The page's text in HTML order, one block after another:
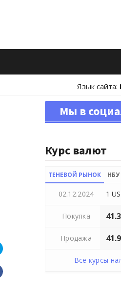
Язык сайта:
Мы в
Курс валют
ТЕНЕВОЙ РЫНОК НБУ
02.12.2024 1
Покупка
Продажа
Все курсы